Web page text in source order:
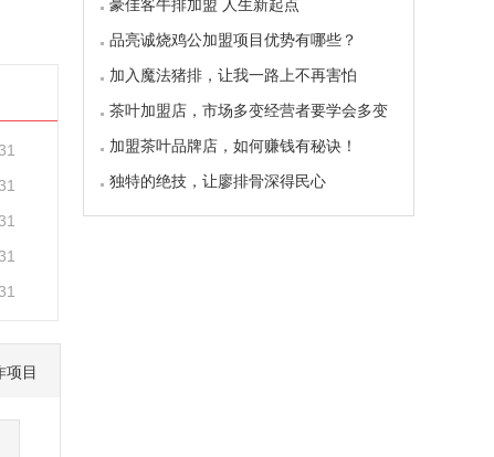
项目
豪佳客牛排加盟 人生新起点
品亮诚烧鸡公加盟项目优势有哪些？
加入魔法猪排，让我一路上不再害怕
茶叶加盟店，市场多变经营者要学会多变
加盟茶叶品牌店，如何赚钱有秘诀！
独特的绝技，让廖排骨深得民心